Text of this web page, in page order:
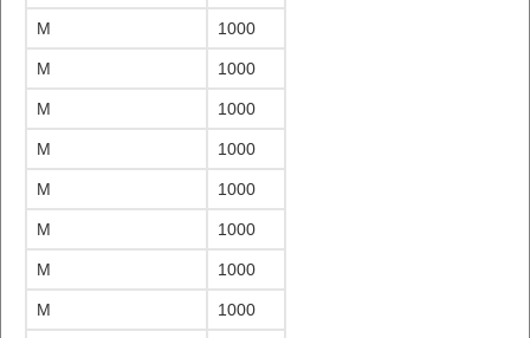
M 1000
M 1000
M 1000
M 1000
M 1000
M 1000
M 1000
M 1000